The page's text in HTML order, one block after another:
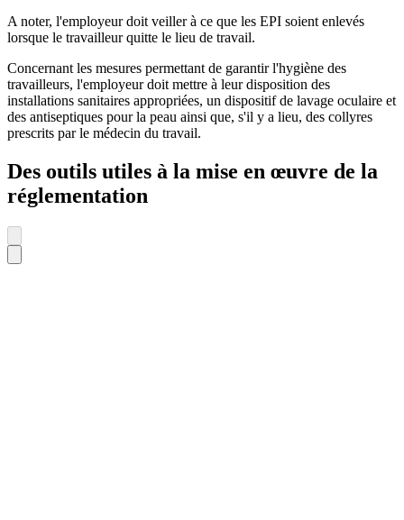
A noter, l'employeur doit veiller à ce que les EPI soient enlevés
lorsque le travailleur quitte le lieu de travail.
Concernant les mesures permettant de garantir l'hygiène des
travailleurs, l'employeur doit mettre à leur disposition des
installations sanitaires appropriées, un dispositif de lavage oculaire et
des antiseptiques pour la peau ainsi que, s'il y a lieu, des collyres
prescrits par le médecin du travail.
Des outils utiles à la mise en œuvre de la
réglementation